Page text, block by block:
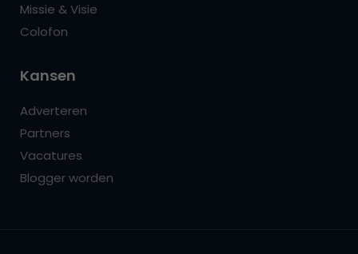
Missie & Visie
Colofon
Kansen
Adverteren
Partners
Vacatures
Blogger worden